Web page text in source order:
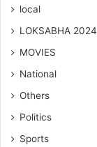
local
LOKSABHA 2024
MOVIES
National
Others
Politics
Sports